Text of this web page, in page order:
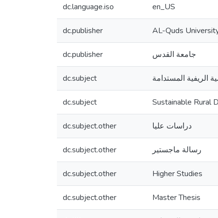
dc.language.iso en_US
dc.publisher AL-Quds
dc.publisher جامعة القدس
dc.subject الريفية المستدامة
dc.subject Sustainable Rural
dc.subject.other دراسات عليا
dc.subject.other رسالة ماجستير
dc.subject.other Higher Studies
dc.subject.other Master Thesis